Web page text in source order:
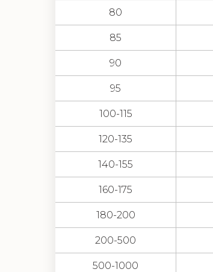
80
85
90
95
100-115
120-135
140-155
160-175
180-200
200-500
500-1000